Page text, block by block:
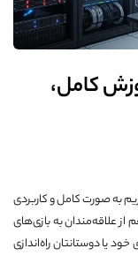
کامل،
به صورت کامل و کاربردی
از علاقه‌مندان به بازی‌های
یا دوستانتان راه‌اندازی